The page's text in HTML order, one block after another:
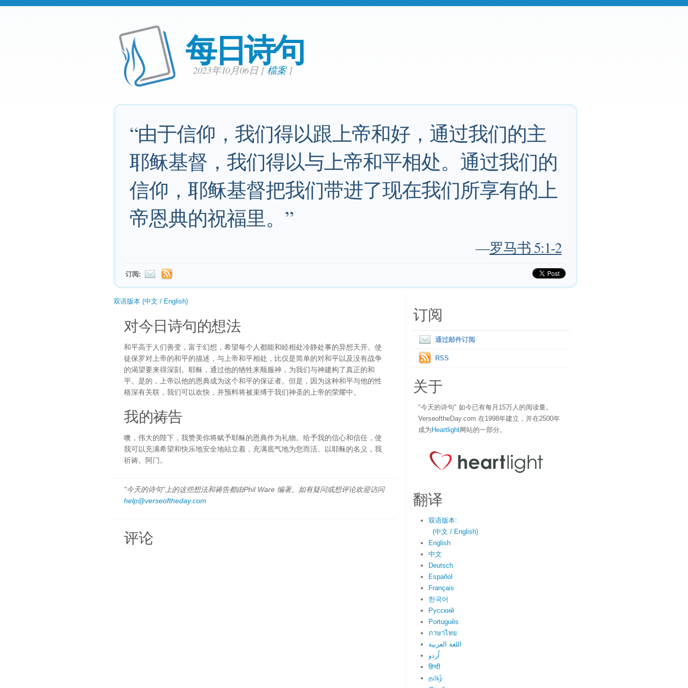
每日诗句
2023年10月06日 [檔案]
“由于信仰，我们得以跟上帝和好，通过我们的主
耶稣基督，我们得以与上帝和平相处。通过我们的
信仰，耶稣基督把我们带进了现在我们所享有的上
帝恩典的祝福里。”
—罗马书 5:1-2
订阅:
双语版本 (中文 / English)
对今日诗句的想法
和平高于人们善变，富于幻想，希望每个人都能和睦相处冷静处事的异想天开。使
徒保罗对上帝的和平的描述，与上帝和平相处，比仅是简单的对和平以及没有战争
的渴望要来得深刻。耶稣，通过他的牺牲来顺服神，为我们与神建构了真正的和
平。是的，上帝以他的恩典成为这个和平的保证者。但是，因为这种和平与他的性
格深有关联，我们可以欢快，并预料将被束缚于我们神圣的上帝的荣耀中。
我的祷告
噢，伟大的陛下，我赞美你将赋予耶稣的恩典作为礼物。给予我的信心和信任，使
我可以充满希望和快乐地安全地站立着，充满底气地为您而活。以耶稣的名义，我
祈祷。阿门。
"今天的诗句"上的这些想法和祷告都由Phil Ware 编著。如有疑问或想评论欢迎访问
help@verseoftheday.com
评论
订阅
通过邮件订阅
RSS
关于
"今天的诗句" 如今已有每月15万人的阅读量。
VerseoftheDay.com 在1998年建立，并在2500年
成为 Heartlight网站的一部分。
翻译
双语版本:
(中文 / English)
English
中文
Deutsch
Español
Français
한국어
Русский
Português
ภาษาไทย
اللغة العربية
اُردو
हिन्दी
தமிழ்